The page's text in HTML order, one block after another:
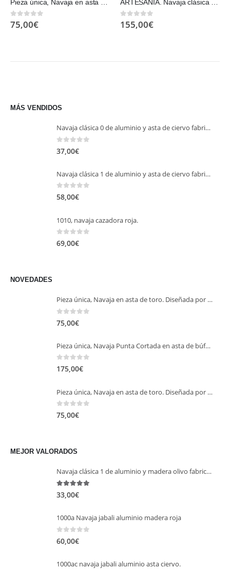
Pieza única, Navaja en asta de toro. Diseñada por Barbero.
0out of 5
75,00€
ARTESANÍA. Navaja clásica en asta de búfalo y virola alpaca, Diseñada por Barbero.
0 out of 5
155,00€
MÁS VENDIDOS
Navaja clásica 0 de aluminio y asta de ciervo fabricación en serie.
37,00€
Navaja clásica 1 de aluminio y asta de ciervo fabricación en serie.
0out of 5
58,00€
1010, navaja cazadora roja.
0out of 5
69,00€
NOVEDADES
Pieza única, Navaja en asta de toro. Diseñada por Barbero.
75,00€
Pieza única, Navaja Punta Cortada en asta de búfalo con virola y rebajo en alpaca, Diseñada por Barbero.
0out of 5
175,00€
Pieza única, Navaja en asta de toro. Diseñada por Barbero.
0out of 5
75,00€
MEJOR VALORADOS
Navaja clásica 1 de aluminio y madera olivo fabricación en serie.
33,00€
1000a Navaja jabali aluminio madera roja
60,00€
1000ac navaja jabali aluminio asta ciervo.